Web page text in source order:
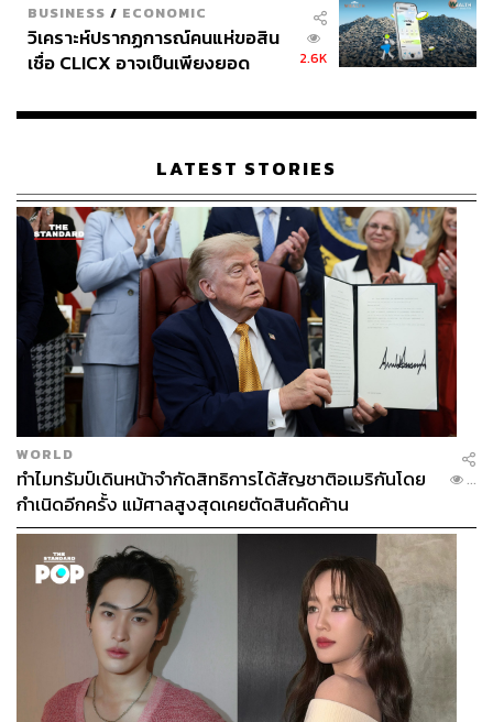
BUSINESS / ECONOMIC
วิเคราะห์ปรากฏการณ์คนแห่ขอสิน
เชื่อ CLICX อาจเป็นเพียงยอด
เรือนไทยที่ถูกซุกไว้
2.6K
LATEST STORIES
WORLD
ทำไมทรัมป์เดินหน้าจำกัดสิทธิการได้สัญชาติอเมริกันโดย
กำเนิดอีกครั้ง แม้ศาลสูงสุดเคยตัดสินคัดค้าน
...